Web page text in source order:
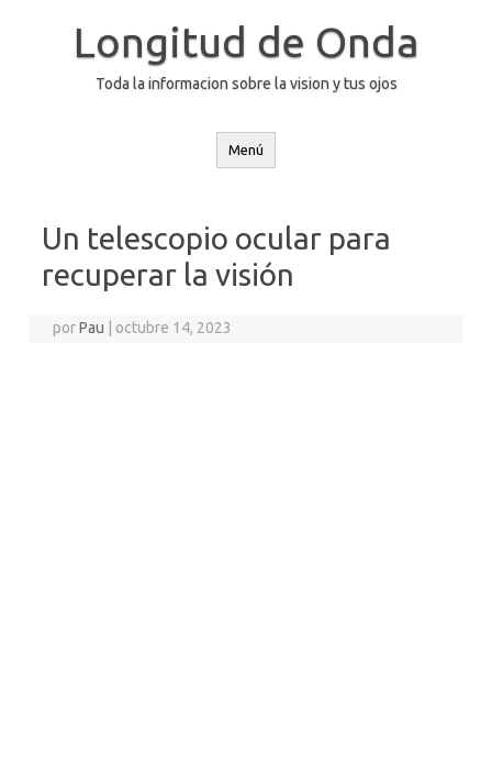
Longitud de Onda
Toda la informacion sobre la vision y tus ojos
Menú
Un telescopio ocular para
recuperar la visión
porPau octubre 14, 2023